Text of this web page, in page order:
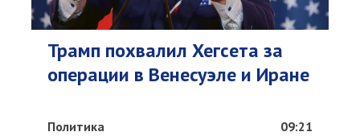
Трамп похвалил Хегсета за
операции в Венесуэле и Иране
Политика 09:21